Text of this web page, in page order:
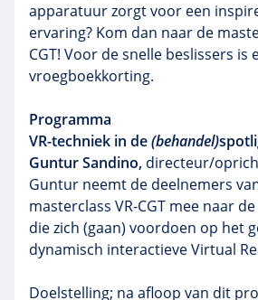
apparatuur zorgt voor een
ervaring? Kom dan naar de
CGT! Voor de snelle beslissers is
vroegboekkorting.
Programma
VR-techniek in de(behandel)
Guntur Sandino, directeur/
Guntur neemt de deelnemers
masterclass VR-CGT mee naar
die zich (gaan) voordoen op het
dynamisch interactieve Virtual
Doelstelling; na afloop van dit